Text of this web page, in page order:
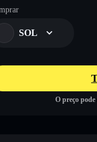
SOL
O preço